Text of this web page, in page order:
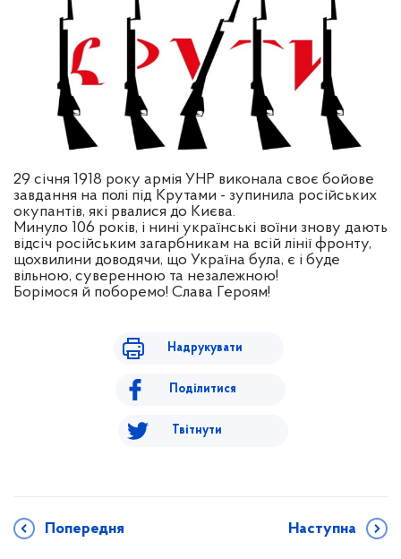
29 січня 1918 року армія УНР виконала своє бойове
завдання на полі під Крутами - зупинила російських
окупантів, які рвалися до Києва.
Минуло 106 років, і нині українські воїни знову дають
відсіч російським загарбникам на всій лінії фронту,
щохвилини доводячи, що Україна була, є і буде
вільною, суверенною та незалежною!
Борімося й поборемо! Слава Героям!
Надрукувати
Поділитися
Твітнути
Попередня Наступна